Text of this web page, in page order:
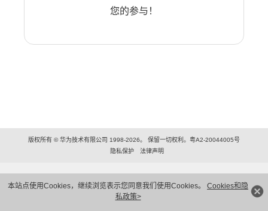
本站点使用Cookies，继续浏览表示您同意我们使用Cookies。 Cookies和隐
私政策>
您的参与！
版权所有 © 华为技术有限公司 1998-2026。 保留一切权利。粤A2-20044005号
隐私保护
法律声明